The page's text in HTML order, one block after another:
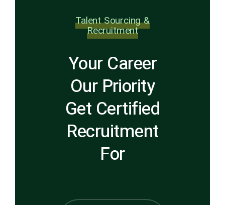
Talent Sourcing &
Recruitment
Your Career
Our Priority
Get Certified
Recruitment
For